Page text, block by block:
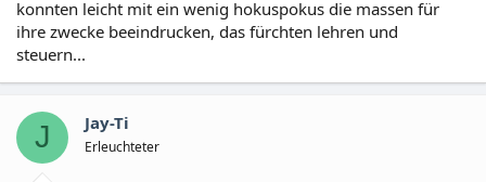
konnten leicht mit ein wenig hokuspokus die massen für
ihre zwecke beeindrucken, das fürchten lehren und
steuern...
J Jay-Ti
Erleuchteter